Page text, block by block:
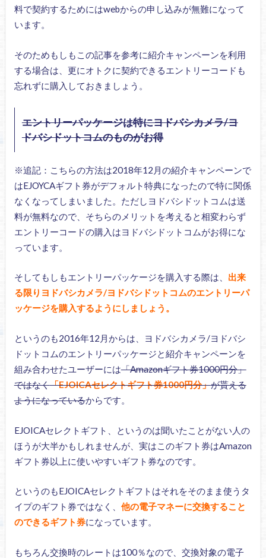
料で契約するためにはwebからの申し込みが無難になって
います。
そのためもしもこの記事を参考に紹介キャンペーンを利用
する場合は、更にオトクに契約できるエントリーコードも
忘れずに購入しておきましょう。
エントリーパッケージは特にヨドバシカメラ/ヨ
ドバシドットコムのものがお得
※追記：こちらの方法は2018年12月の紹介キャンペーンで
はEJOYCAギフト券がデフォルト特典になったので特に関係
なくなってしまいました。ただしヨドバシドットコムは送
料が無料なので、そちらのメリットを考えると相変わらず
エントリーコードの購入はヨドバシドットコムがお得にな
っています。
そしてもしもエントリーパッケージを購入する際は、 出来
る限りヨドバシカメラ/ヨドバシドットコムのエントリーパ
ッケージを購入するようにしましょう。
というのも2016年12月からは、ヨドバシカメラ/ヨドバシ
ドットコムのエントリーパッケージと紹介キャンペーンを
組み合わせたユーザーには「Amazonギフト券1000円分」
ではなく「EJOICAセレクトギフト券1000円分」が貰える
ようになっているからです。
EJOICAセレクトギフト、というのは聞いたことがない人の
ほうが大半かもしれませんが、実はこのギフト券はAmazon
ギフト券以上に使いやすいギフト券なのです。
というのもEJOICAセレクトギフトはそれをそのまま使うタ
イプのギフト券ではなく、 他の電子マネーに交換すること
のできるギフト券になっています。
もちろん交換時のレートは100％なので、交換対象の電子